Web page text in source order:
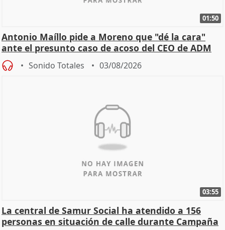
01:50
Antonio Maíllo pide a Moreno que "dé la cara"
ante el presunto caso de acoso del CEO de ADM
Sonido Totales 03/08/2026
03:55
La central de Samur Social ha atendido a 156
personas en situación de calle durante Campaña